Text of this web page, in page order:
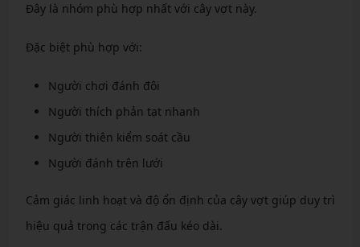
Đây là nhóm phù hợp nhất với cây vợt này.
Đặc biệt phù hợp với:
Người chơi đánh đôi
Người thích phản tạt nhanh
Người thiên kiểm soát cầu
Người đánh trên lưới
Cảm giác linh hoạt và độ ổn định của cây vợt giúp duy trì
hiệu quả trong các trận đấu kéo dài.